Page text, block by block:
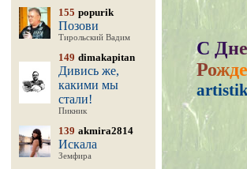
155 popurik
Позови
Тирольский Вадим
149 dimakapitan
Дивись же,
какими мы
стали!
Пикник
139 akmira2814
Искала
Земфира
С Дне
Рожде